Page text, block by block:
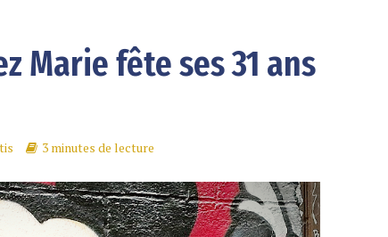
Marie fête ses 31 ans
3 minutes de lecture